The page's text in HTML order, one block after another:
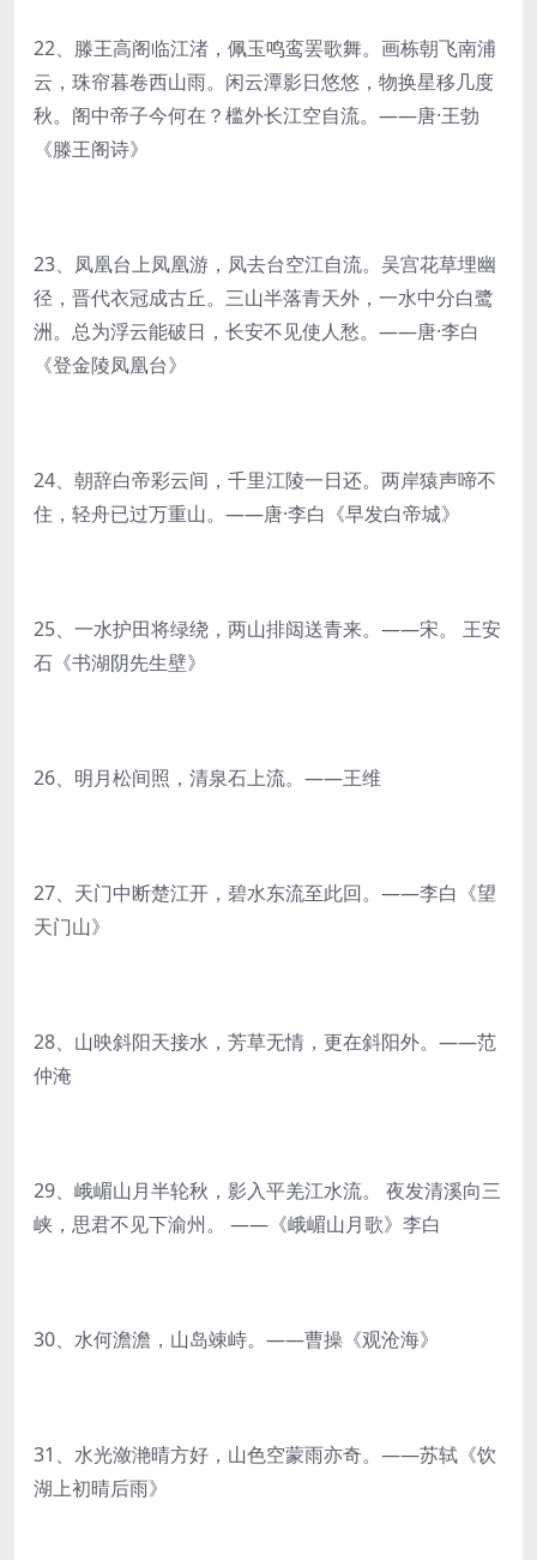
22、滕王高阁临江渚，佩玉鸣鸾罢歌舞。画栋朝飞南浦
云，珠帘暮卷西山雨。闲云潭影日悠悠，物换星移几度
秋。阁中帝子今何在？槛外长江空自流。——唐·王勃
《滕王阁诗》
23、凤凰台上凤凰游，凤去台空江自流。吴宫花草埋幽
径，晋代衣冠成古丘。三山半落青天外，一水中分白鹭
洲。总为浮云能破日，长安不见使人愁。——唐·李白
《登金陵凤凰台》
24、朝辞白帝彩云间，千里江陵一日还。两岸猿声啼不
住，轻舟已过万重山。——唐·李白《早发白帝城》
25、一水护田将绿绕，两山排闼送青来。——宋。 王安
石《书湖阴先生壁》
26、明月松间照，清泉石上流。——王维
27、天门中断楚江开，碧水东流至此回。——李白《望
天门山》
28、山映斜阳天接水，芳草无情，更在斜阳外。——范
仲淹
29、峨嵋山月半轮秋，影入平羌江水流。 夜发清溪向三
峡，思君不见下渝州。 ——《峨嵋山月歌》李白
30、水何澹澹，山岛竦峙。——曹操《观沧海》
31、水光潋滟晴方好，山色空蒙雨亦奇。——苏轼《饮
湖上初晴后雨》